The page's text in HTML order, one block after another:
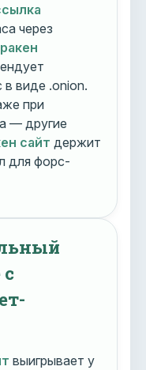
через
в виде .onion.
при
— другие
сайт держит
для форс-
выигрывает у